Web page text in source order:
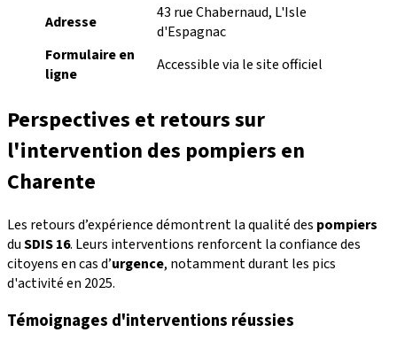
Adresse
43 rue Chabernaud, L'Isle
d'Espagnac
Formulaire en
ligne
Accessible via le site officiel
Perspectives et retours sur
l'intervention des pompiers en
Charente
Les retours d’expérience démontrent la qualité des pompiers
duSDIS 16. Leurs interventions renforcent la confiance des
citoyens en cas d’urgence, notamment durant les pics
d'activité en 2025.
Témoignages d'interventions réussies